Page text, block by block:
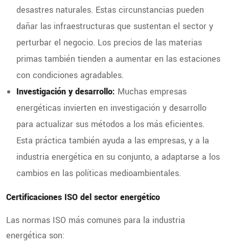
desastres naturales. Estas circunstancias pueden
dañar las infraestructuras que sustentan el sector y
perturbar el negocio. Los precios de las materias
primas también tienden a aumentar en las estaciones
con condiciones agradables.
Investigación y desarrollo: Muchas empresas
energéticas invierten en investigación y desarrollo
para actualizar sus métodos a los más eficientes.
Esta práctica también ayuda a las empresas, y a la
industria energética en su conjunto, a adaptarse a los
cambios en las políticas medioambientales.
Certificaciones ISO del sector energético
Las normas ISO más comunes para la industria
energética son: